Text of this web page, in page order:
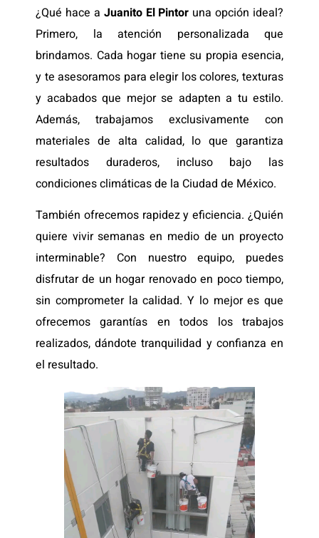
¿Qué hace a Juanito El Pintor una opción ideal?
Primero, la atención personalizada que
brindamos. Cada hogar tiene su propia esencia,
y te asesoramos para elegir los colores, texturas
y acabados que mejor se adapten a tu estilo.
Además, trabajamos exclusivamente con
materiales de alta calidad, lo que garantiza
resultados duraderos, incluso bajo las
condiciones climáticas de la Ciudad de México.
También ofrecemos rapidez y eficiencia. ¿Quién
quiere vivir semanas en medio de un proyecto
interminable? Con nuestro equipo, puedes
disfrutar de un hogar renovado en poco tiempo,
sin comprometer la calidad. Y lo mejor es que
ofrecemos garantías en todos los trabajos
realizados, dándote tranquilidad y confianza en
el resultado.